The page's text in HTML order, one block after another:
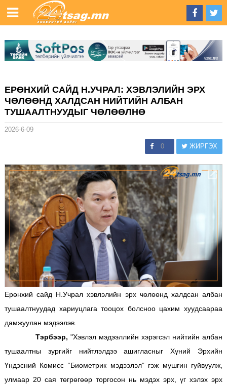
ЕРӨНХИЙ САЙД Н.УЧРАЛ: ХЭВЛЭЛИЙН ЭРХ
ЧӨЛӨӨНД ХАЛДСАН НИЙТИЙН АЛБАН
ТУШААЛТНУУДЫГ ЧӨЛӨӨЛНӨ
2026-6-09
0 ЖИРГЭХ
Ерөнхий сайд Н.Учрал хэвлэлийн эрх чөлөөнд халдсан албан
тушаалтнуудад хариуцлага тооцох болсноо цахим хуудсаараа
дамжуулан мэдээлэв.
Тэрбээр, "Хэвлэл мэдээллийн хэрэгсэл нийтийн албан
тушаалтны зургийг нийтлэлдээ ашигласныг Хүний Эрхийн
Үндэсний Комисс “Биометрик мэдээлэл” гэж мушгин гуйвуулж,
улмаар 20 сая төгрөгөөр торгосон нь мэдэх эрх, үг хэлэх эрх